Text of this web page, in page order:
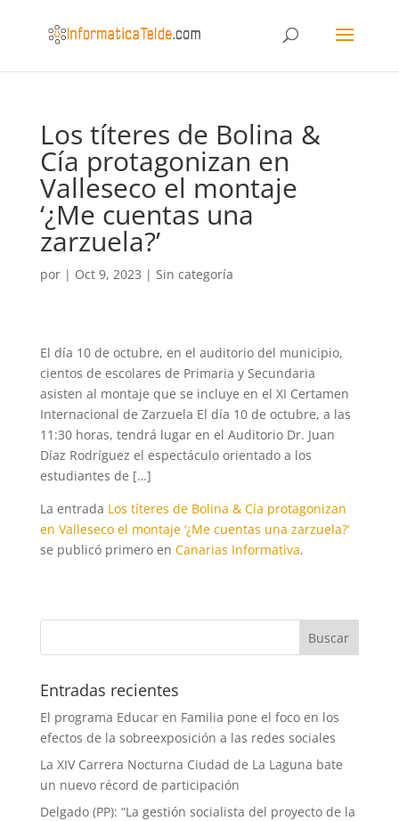
Los títeres de Bolina &
Cía protagonizan en
Valleseco el montaje
‘¿Me cuentas una
zarzuela?’
por | Oct 9, 2023 | Sin categoría
El día 10 de octubre, en el auditorio del municipio,
cientos de escolares de Primaria y Secundaria
asisten al montaje que se incluye en el XI Certamen
Internacional de Zarzuela El día 10 de octubre, a las
11:30 horas, tendrá lugar en el Auditorio Dr. Juan
Díaz Rodríguez el espectáculo orientado a los
estudiantes de […]
La entrada Los títeres de Bolina & Cía protagonizan
en Valleseco el montaje ‘¿Me cuentas una zarzuela?’
se publicó primero en Canarias Informativa.
Entradas recientes
El programa Educar en Familia pone el foco en los
efectos de la sobreexposición a las redes sociales
La XIV Carrera Nocturna Ciudad de La Laguna bate
un nuevo récord de participación
Delgado (PP): “La gestión socialista del proyecto de la